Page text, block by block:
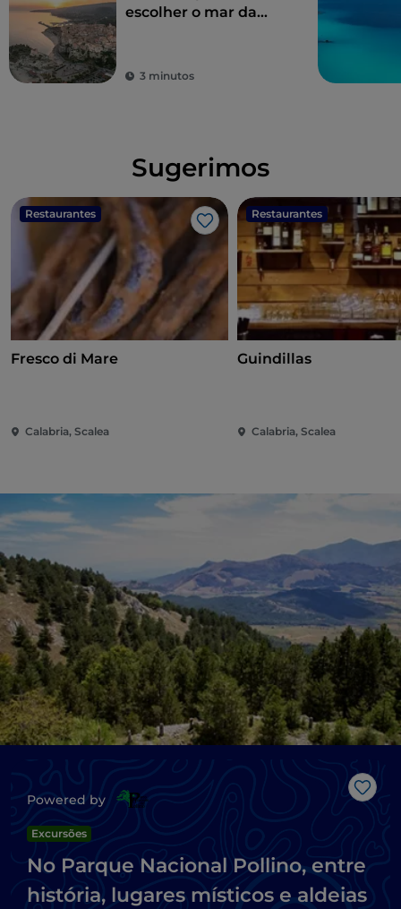
escolher o mar da
3 minutos
Sugerimos
Restaurantes
Gosto
Fresco di Mare
Calabria, Scalea
Restaurantes
Guindillas
Calabria, Scalea
Powered by
Excursões
No Parque Nacional Pollino, entre
história, lugares místicos e aldeias